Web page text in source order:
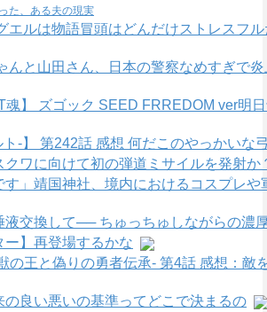
た、ある夫の現実
エルは物語冒頭はどんだけストレスフ
んと山田さん、日本の警察なめすぎで
魂】 ズゴック SEED FRREDOM ver
ト-】 第242話 感想 何だこのやっかいな
クワに向けて初の弾道ミサイルを発射か
す」靖国神社、境内におけるコスプレ
液交換して── ちゅっちゅしながらの濃
ー】再登場するかな
の王と偽りの勇者伝承- 第4話 感想：敵
の良い悪いの基準ってどこで決まるの